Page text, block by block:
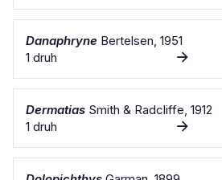
Danaphryne Bertelsen, 1951
1 druh
Dermatias Smith & Radcliffe, 1912
1 druh